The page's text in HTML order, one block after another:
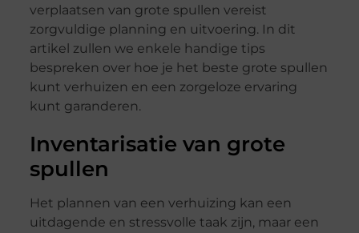
verplaatsen van grote spullen vereist
zorgvuldige planning en uitvoering. In dit
artikel zullen we enkele handige tips
bespreken over hoe je het beste grote spullen
kunt verhuizen en een zorgeloze ervaring
kunt garanderen.
Inventarisatie van grote
spullen
Het plannen van een verhuizing kan een
uitdagende en stressvolle taak zijn, maar een